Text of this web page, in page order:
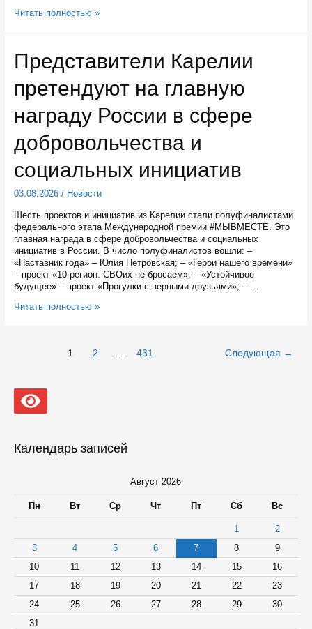
В
Карелии
будут
танцевать
круугу
Читать полностью »
Представители Карелии
претендуют на главную
награду России в сфере
добровольчества и
социальных инициатив
03.08.2026/ Новости
Шесть проектов и инициатив из Карелии стали полуфиналистами
федерального этапа Международной премии #МЫВМЕСТЕ. Это
главная награда в сфере добровольчества и социальных
инициатив в России. В число полуфиналистов вошли: –
«Наставник года» – Юлия Петровская; – «Герои нашего времени»
– проект «10 регион. СВОих не бросаем»; – «Устойчивое
будущее» – проект «Прогулки с верными друзьями»; – …
Представители
в
сфере
добровольчества
инициатив
Читать полностью »
1 2 431 Следующая →
Календарь записей
Август 2026
Пн Вт Ср Чт Пт Сб Вс
1
2
3
4 5 6 7 8
9
10
11 12 13 14 15
16
17
18 19 20 21 22
23
24
25 26 27 28 29
30
31